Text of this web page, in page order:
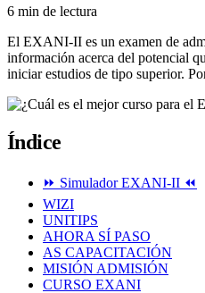
6 min de lectura
El EXANI-II es un examen de
información acerca del potencial
iniciar estudios de tipo superior.
Índice
⏩ Simulador EXANI-II ⏪
WIZI
UNITIPS
AHORA SÍ PASO
AS CAPACITACIÓN
MISIÓN ADMISIÓN
CURSO EXANI